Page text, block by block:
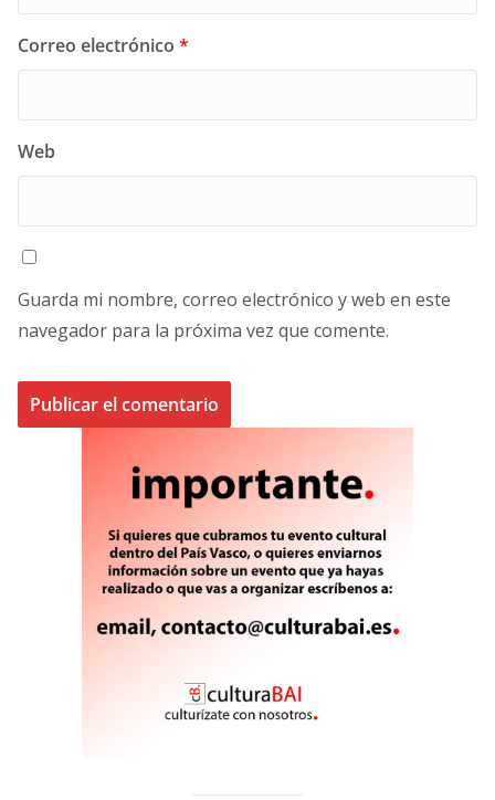
Correo electrónico *
Web
Guarda mi nombre, correo electrónico y web en este
navegador para la próxima vez que comente.